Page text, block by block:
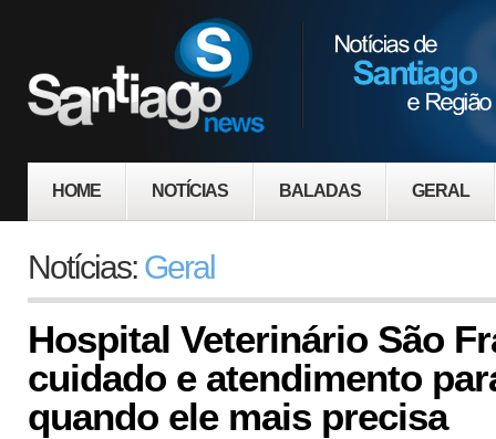
HOME NOTÍCIAS BALADAS GERAL
Notícias: Geral
Hospital Veterinário São
cuidado e atendimento
quando ele mais precisa